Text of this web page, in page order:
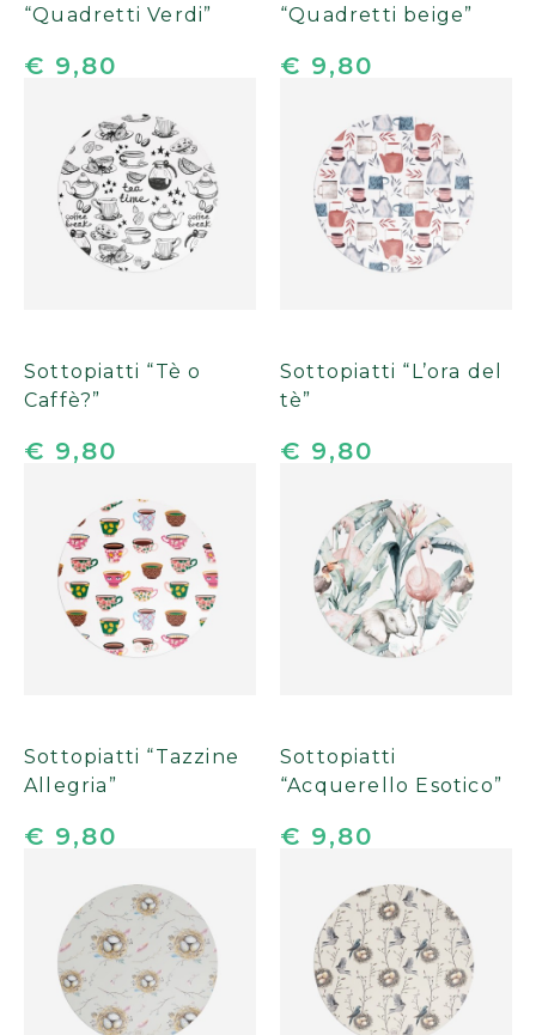
“Quadretti Verdi”
€ 9,80
“Quadretti beige”
€ 9,80
Sottopiatti “Tè o
Caffè?”
€ 9,80
Sottopiatti “L’ora del
tè”
€ 9,80
Sottopiatti “Tazzine
Allegria”
€ 9,80
Sottopiatti
“Acquerello Esotico”
€ 9,80